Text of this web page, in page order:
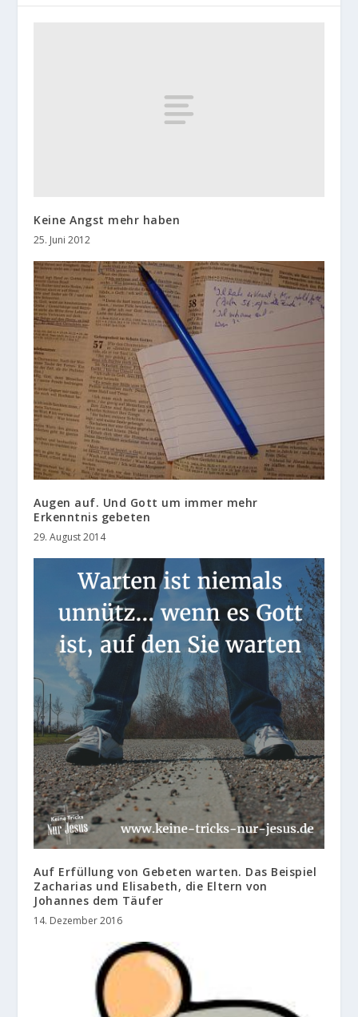
Keine Angst mehr haben
25. Juni 2012
Augen auf. Und Gott um immer mehr
Erkenntnis gebeten
29. August 2014
Auf Erfüllung von Gebeten warten. Das Beispiel
Zacharias und Elisabeth, die Eltern von
Johannes dem Täufer
14. Dezember 2016